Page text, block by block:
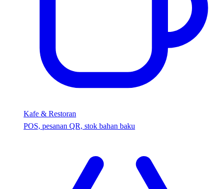
Kafe & Restoran
POS, pesanan QR, stok bahan baku